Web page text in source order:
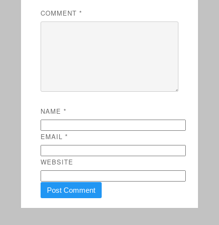
COMMENT *
NAME *
EMAIL *
WEBSITE